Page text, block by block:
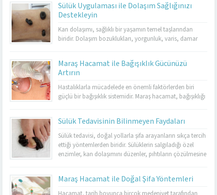
biridir. Hacamat uygulaması, kan dolaşımını hızlandırır,
kasları gevşetir ve stresin olumsuz etkilerini azaltır.
Özellikle kronik yorgunluk yaşayan kişilerde enerjiyi
artırarak yaşam...
Sülük Uygulaması ile Dolaşım Sağlığınızı
Destekleyin
Kan dolaşımı, sağlıklı bir yaşamın temel taşlarından
biridir. Dolaşım bozuklukları, yorgunluk, varis, damar
yöntem olarak öne çıkar. Kahramanmaraş’ta Dr. Cuma
Sabun Muayenehanesi, sülük tedavisinde tecrübeli ve
resmi izinli tek merkez olarak hizmet vermektedir. Burada
yapılan uygulamalar...
Maraş Hacamat ile Bağışıklık Gücünüzü
Artırın
Hastalıklarla mücadelede en önemli faktörlerden biri
güçlü bir bağışıklık sistemidir. Maraş hacamat, bağışıklığı
toksinlerden arındırır ve enfeksiyonlara karşı direnci artırır.
Kış aylarında sık görülen grip ve nezle gibi hastalıkların
etkilerini azaltmada da hacamatın faydaları
bilinmektedir. Ancak bu yöntemi...
Sülük Tedavisinin Bilinmeyen Faydaları
Sülük tedavisi, doğal yollarla şifa arayanların sıkça tercih
ettiği yöntemlerden biridir. Sülüklerin salgıladığı özel
enzimler, kan dolaşımını düzenler, pıhtıların çözülmesine
arayanlar için Dr. Cuma Sabun Muayenehanesi,
uzmanlığı ve resmi izinli olmasıyla öne çıkmaktadır.
Maraş Hacamat ile Doğal Şifa Yöntemleri